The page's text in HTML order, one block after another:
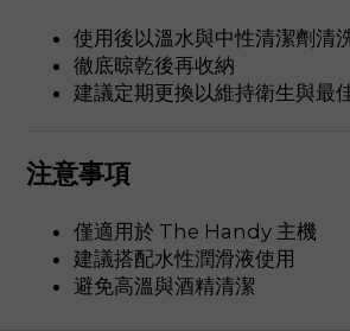
使用後以溫水與中性清潔劑清
徹底晾乾後再收納
建議定期更換以維持衛生與最
注意事項
僅適用於 The Handy 主機
建議搭配水性潤滑液使用
避免高溫與酒精清潔